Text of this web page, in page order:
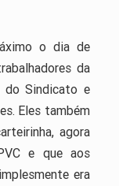
o dia de
da
do Sindicato e
Eles também
agora
e que aos
era